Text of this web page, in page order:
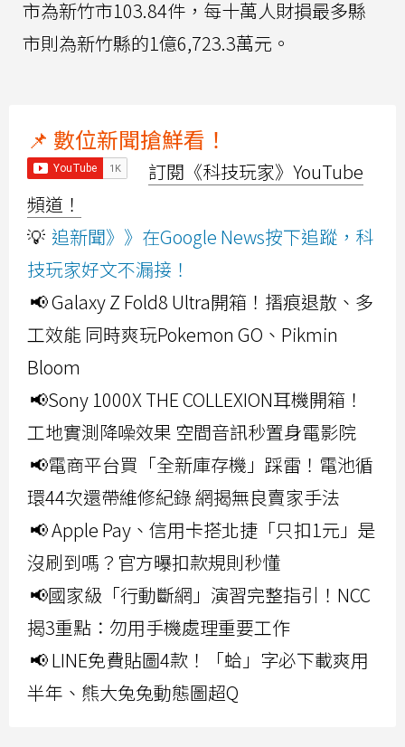
市為新竹市103.84件，每十萬人財損最多縣
市則為新竹縣的1億6,723.3萬元。
📌 數位新聞搶鮮看！
訂閱《科技玩家》YouTube
頻道！
💡 追新聞》》在Google News按下追蹤，科
技玩家好文不漏接！
📢 Galaxy Z Fold8 Ultra開箱！摺痕退散、多
工效能 同時爽玩Pokemon GO、Pikmin
Bloom
📢Sony 1000X THE COLLEXION耳機開箱！
工地實測降噪效果 空間音訊秒置身電影院
📢電商平台買「全新庫存機」踩雷！電池循
環44次還帶維修紀錄 網揭無良賣家手法
📢 Apple Pay、信用卡搭北捷「只扣1元」是
沒刷到嗎？官方曝扣款規則秒懂
📢國家級「行動斷網」演習完整指引！NCC
揭3重點：勿用手機處理重要工作
📢 LINE免費貼圖4款！「蛤」字必下載爽用
半年、熊大兔兔動態圖超Q